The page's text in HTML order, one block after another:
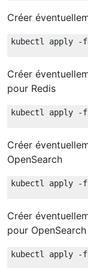
Créer
Créer
pour Redis
Créer
OpenSearch
Créer
pour OpenSearch